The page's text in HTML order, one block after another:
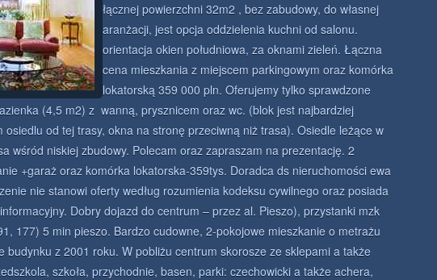
łącznej powierzchni 32m2 , bez zabudowy, do własnej
aranżacji, jest opcja oddzielenia kuchni od salonu.
orientacja okien południowa, za oknami zieleń. Łączna
cena mieszkania z miejscem parkingowym oraz komórka
lokatorską 359 000 pln. Oferujemy tylko sprawdzone
(4,5 m2) z wanną, prysznicem oraz wc. (blok jest najbardziej
osiedlu od tej trasy, okna na stronę przeciwną niż trasa). Osiedle leżące w
wśród niskiej zbudowy. Polecam oraz zapraszam na prezentację. 2
+garaż oraz komórka lokatorska-359tys. Doradca ds nieruchomości ewa
nie stanowi oferty według rozumienia kodeksu cywilnego oraz posiada
Dobry dojazd do centrum – przez al. Pieszo), przystanki mzk
177) 5 min pieszo. Bardzo cudowne, 2-pokojowe mieszkanie o metrażu
budynku z 2001 roku. W pobliżu centrum skorosze ze sklepami a także
szkoła, przychodnie, basen, parki: czechowicki a także achera,